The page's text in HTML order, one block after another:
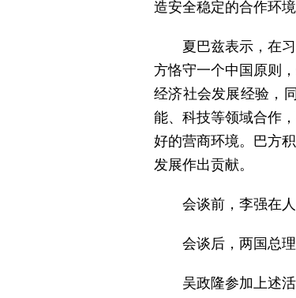
造安全稳定的合作环境
夏巴兹表示，在
方恪守一个中国原则
经济社会发展经验，
能、科技等领域合作
好的营商环境。巴方
发展作出贡献。
会谈前，李强在
会谈后，两国总
吴政隆参加上述活